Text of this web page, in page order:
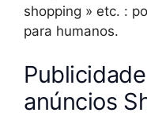
shopping » etc. :
para humanos.
anúncios